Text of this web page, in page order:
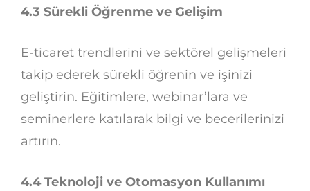
4.3 Sürekli Öğrenme ve Gelişim
E-ticaret trendlerini ve sektörel gelişmeleri
takip ederek sürekli öğrenin ve işinizi
geliştirin. Eğitimlere, webinar’lara ve
seminerlere katılarak bilgi ve becerilerinizi
artırın.
4.4 Teknoloji ve Otomasyon Kullanımı